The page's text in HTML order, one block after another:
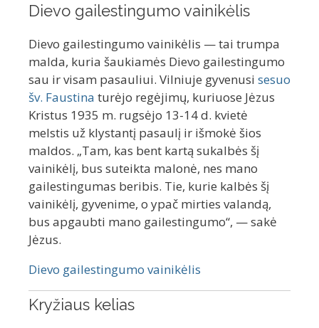
Dievo gailestingumo vainikėlis
Dievo gailestingumo vainikėlis — tai trumpa
malda, kuria šaukiamės Dievo gailestingumo
sau ir visam pasauliui. Vilniuje gyvenusi sesuo
šv. Faustina turėjo regėjimų, kuriuose Jėzus
Kristus 1935 m. rugsėjo 13-14 d. kvietė
melstis už klystantį pasaulį ir išmokė šios
maldos. „Tam, kas bent kartą sukalbės šį
vainikėlį, bus suteikta malonė, nes mano
gailestingumas beribis. Tie, kurie kalbės šį
vainikėlį, gyvenime, o ypač mirties valandą,
bus apgaubti mano gailestingumo“, — sakė
Jėzus.
Dievo gailestingumo vainikėlis
Kryžiaus kelias